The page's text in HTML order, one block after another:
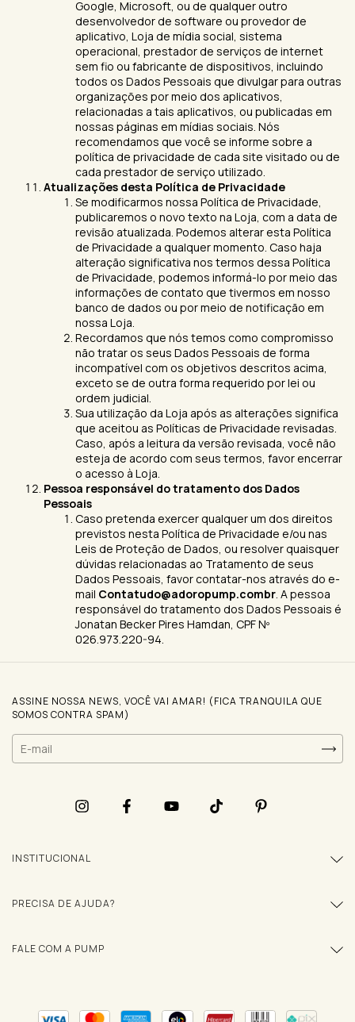
Google, Microsoft, ou de qualquer outro
desenvolvedor de software ou provedor de
aplicativo, Loja de mídia social, sistema
operacional, prestador de serviços de internet
sem fio ou fabricante de dispositivos, incluindo
todos os Dados Pessoais que divulgar para outras
organizações por meio dos aplicativos,
relacionadas a tais aplicativos, ou publicadas em
nossas páginas em mídias sociais. Nós
recomendamos que você se informe sobre a
política de privacidade de cada site visitado ou de
cada prestador de serviço utilizado.
Atualizações desta Política de Privacidade
Se modificarmos nossa Política de Privacidade,
publicaremos o novo texto na Loja, com a data de
revisão atualizada. Podemos alterar esta Política
de Privacidade a qualquer momento. Caso haja
alteração significativa nos termos dessa Política
de Privacidade, podemos informá-lo por meio das
informações de contato que tivermos em nosso
banco de dados ou por meio de notificação em
nossa Loja.
Recordamos que nós temos como compromisso
não tratar os seus Dados Pessoais de forma
incompatível com os objetivos descritos acima,
exceto se de outra forma requerido por lei ou
ordem judicial.
Sua utilização da Loja após as alterações significa
que aceitou as Políticas de Privacidade revisadas.
Caso, após a leitura da versão revisada, você não
esteja de acordo com seus termos, favor encerrar
o acesso à Loja.
Pessoa responsável do tratamento dos Dados
Pessoais
Caso pretenda exercer qualquer um dos direitos
previstos nesta Política de Privacidade e/ou nas
Leis de Proteção de Dados, ou resolver quaisquer
dúvidas relacionadas ao Tratamento de seus
Dados Pessoais, favor contatar-nos através do e-
mail Contatudo@adoropump.combr. A pessoa
responsável do tratamento dos Dados Pessoais é
Jonatan Becker Pires Hamdan, CPF Nº
026.973.220-94.
ASSINE NOSSA NEWS, VOCÊ VAI AMAR! (FICA TRANQUILA QUE
SOMOS CONTRA SPAM)
INSTITUCIONAL
PRECISA DE AJUDA?
FALE COM A PUMP